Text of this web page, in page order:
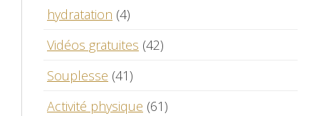
hydratation (4)
Vidéos gratuites (42)
Souplesse (41)
Activité physique (61)